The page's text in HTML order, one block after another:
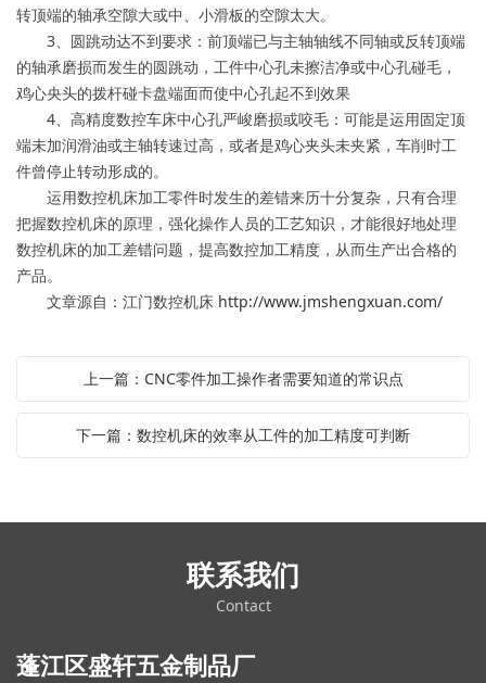
转顶端的轴承空隙大或中、小滑板的空隙太大。
3、圆跳动达不到要求：前顶端已与主轴轴线不同轴或反转顶端
的轴承磨损而发生的圆跳动，工件中心孔未擦洁净或中心孔碰毛，
鸡心央头的拨杆碰卡盘端面而使中心孔起不到效果
4、高精度数控车床中心孔严峻磨损或咬毛：可能是运用固定顶
端未加润滑油或主轴转速过高，或者是鸡心夹头未夹紧，车削时工
件曾停止转动形成的。
运用数控机床加工零件时发生的差错来历十分复杂，只有合理
把握数控机床的原理，强化操作人员的工艺知识，才能很好地处理
数控机床的加工差错问题，提高数控加工精度，从而生产出合格的
产品。
文章源自：江门数控机床 http://www.jmshengxuan.com/
上一篇：CNC零件加工操作者需要知道的常识点
下一篇：数控机床的效率从工件的加工精度可判断
联系我们
Contact
蓬江区盛轩五金制品厂